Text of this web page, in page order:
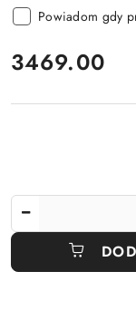
Powiadom gdy
cena:
3469.00